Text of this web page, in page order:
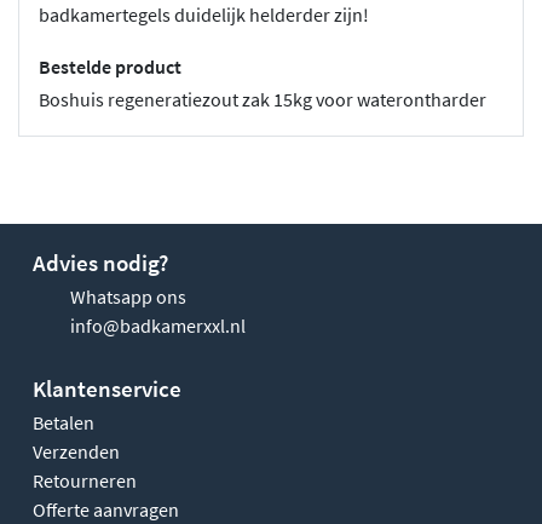
badkamertegels duidelijk helderder zijn!
Bestelde product
Boshuis regeneratiezout zak 15kg voor waterontharder
Advies nodig?
Whatsapp ons
info@badkamerxxl.nl
Klantenservice
Betalen
Verzenden
Retourneren
Offerte aanvragen